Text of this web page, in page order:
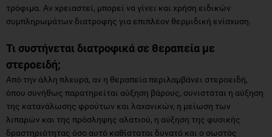
τρόφιμα. Αν χρειαστεί, μπορεί να γίνει και χρήση ειδικών
συμπληρωμάτων διατροφής για επιπλέον θερμιδική ενίσχυση.
Τι συστήνεται διατροφικά σε θεραπεία με
στεροειδή;
Από την άλλη πλευρά, αν η θεραπεία περιλαμβάνει στεροειδή,
όπου συνήθως παρατηρείται αύξηση βάρους, συνιστάται η αύξηση
της κατανάλωσης φρούτων και λαχανικών, η μείωση των
λιπαρών και της πρόσληψης αλατιού, η αύξηση της φυσικής
δραστηριότητας όσο αυτό καθίσταται δυνατό και ο σωστός